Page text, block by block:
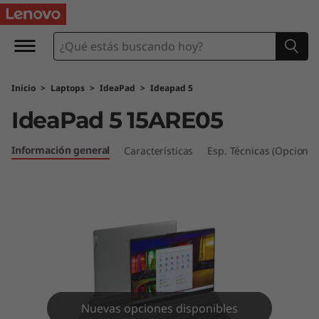
I
e
a
P
a
Inicio > Laptops > IdeaPad > Ideapad 5
IdeaPad 5 15ARE05
Información general Características Esp. Técnicas
Nuevas opciones disponibles